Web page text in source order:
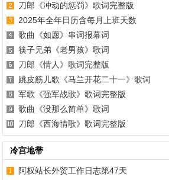
刀郎《冲动的惩罚》歌词完整版
2025年全年日历含每月上班天数
歌曲《如愿》串词报幕词
筷子兄弟《老男孩》歌词
刀郎《情人》歌词完整版
跳皮筋儿歌《马兰开花二十一》歌词
军歌《强军战歌》歌词完整版
歌曲《没那么简单》歌词
刀郎《西海情歌》歌词完整版
冷宫地带
阿权站长外贸工作日志第47天